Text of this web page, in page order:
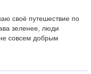
своё путешествие по
зеленее, люди
совсем добрым